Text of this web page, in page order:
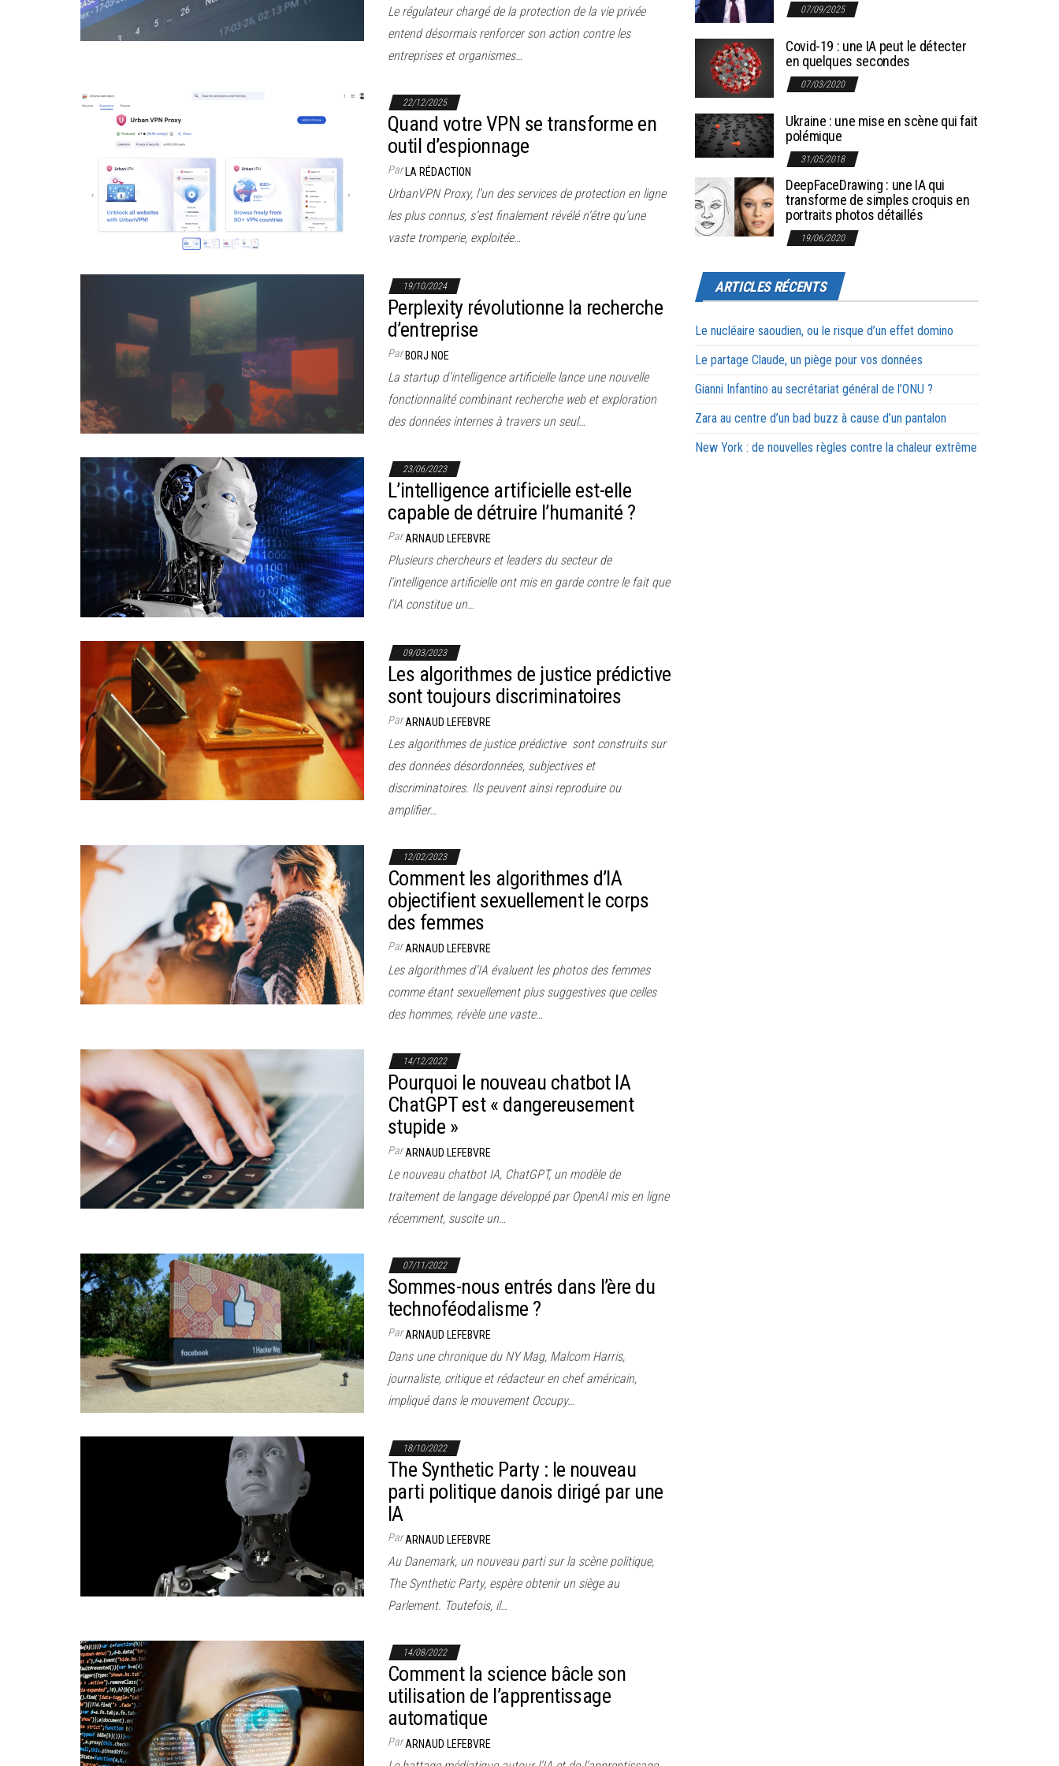
Le régulateur chargé de la protection de la vie privée
entend désormais renforcer son action contre les
entreprises et organismes…
22/12/2025
Quand votre VPN se transforme en
outil d’espionnage
ParLA RÉDACTION
UrbanVPN Proxy, l’un des services de protection en ligne
les plus connus, s’est finalement révélé n’être qu’une
vaste tromperie, exploitée…
19/10/2024
Perplexity révolutionne la recherche
d’entreprise
ParBORJ NOE
La startup d’intelligence artificielle lance une nouvelle
fonctionnalité combinant recherche web et exploration
des données internes à travers un seul…
23/06/2023
L’intelligence artificielle est-elle
capable de détruire l’humanité ?
ParARNAUD LEFEBVRE
Plusieurs chercheurs et leaders du secteur de
l’intelligence artificielle ont mis en garde contre le fait que
l’IA constitue un…
09/03/2023
Les algorithmes de justice prédictive
sont toujours discriminatoires
ParARNAUD LEFEBVRE
Les algorithmes de justice prédictive sont construits sur
des données désordonnées, subjectives et
discriminatoires. Ils peuvent ainsi reproduire ou
amplifier…
12/02/2023
Comment les algorithmes d’IA
objectifient sexuellement le corps
des femmes
ParARNAUD LEFEBVRE
Les algorithmes d’IA évaluent les photos des femmes
comme étant sexuellement plus suggestives que celles
des hommes, révèle une vaste…
14/12/2022
Pourquoi le nouveau chatbot IA
ChatGPT est « dangereusement
stupide »
ParARNAUD LEFEBVRE
Le nouveau chatbot IA, ChatGPT, un modèle de
traitement de langage développé par OpenAI mis en ligne
récemment, suscite un…
07/11/2022
Sommes-nous entrés dans l’ère du
technoféodalisme ?
ParARNAUD LEFEBVRE
Dans une chronique du NY Mag, Malcom Harris,
journaliste, critique et rédacteur en chef américain,
impliqué dans le mouvement Occupy…
18/10/2022
The Synthetic Party : le nouveau
parti politique danois dirigé par une
IA
ParARNAUD LEFEBVRE
Au Danemark, un nouveau parti sur la scène politique,
The Synthetic Party, espère obtenir un siège au
Parlement. Toutefois, il…
14/08/2022
Comment la science bâcle son
utilisation de l’apprentissage
automatique
ParARNAUD LEFEBVRE
07/09/2025
Covid-19 : une IA peut le détecter
en quelques secondes
07/03/2020
Ukraine : une mise en scène qui fait
polémique
31/05/2018
DeepFaceDrawing : une IA qui
transforme de simples croquis en
portraits photos détaillés
19/06/2020
ARTICLES RÉCENTS
Le nucléaire saoudien, ou le risque d’un effet domino
Le partage Claude, un piège pour vos données
Gianni Infantino au secrétariat général de l’ONU ?
Zara au centre d’un bad buzz à cause d’un pantalon
New York : de nouvelles règles contre la chaleur extrême